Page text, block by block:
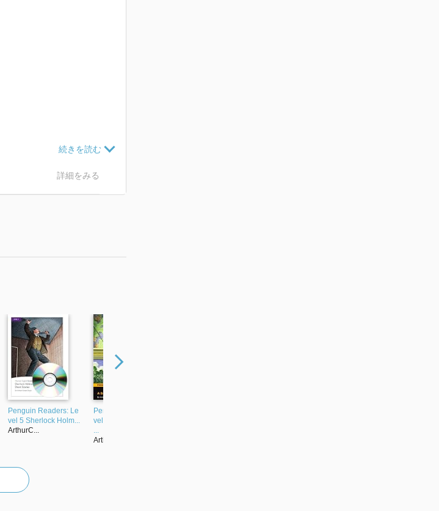
詳細をみる
Penguin Readers: Le
vel 5 Sherlock Holm...
ArthurC...
Penguin Readers: Le
vel 3 A SCANDAL IN
...
ArthurC...